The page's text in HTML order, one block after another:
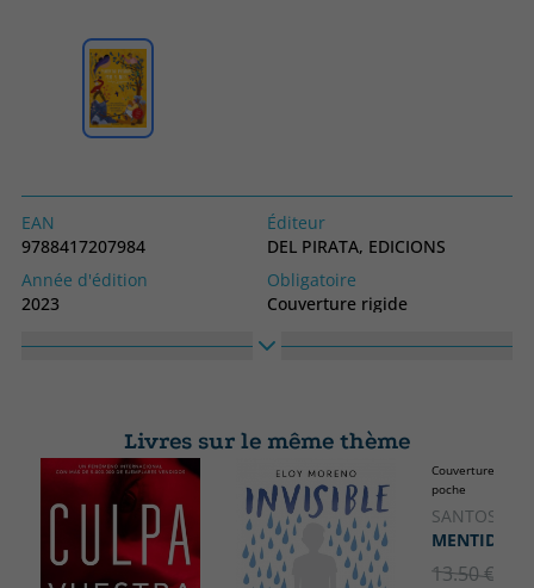
EAN
9788417207984
Éditeur
DEL PIRATA, EDICIONS
Année d'édition
2023
Obligatoire
Couverture rigide
Collection
Livres sur le même thème
CATALAN
Couverture
poche
SANTOS,
MENTIDA
13.50 €